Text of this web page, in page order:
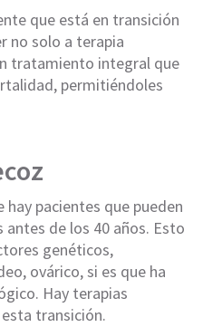
que está en transición
no solo a terapia
tratamiento integral que
permitiéndoles
hay pacientes que pueden
de los 40 años. Esto
genéticos,
ovárico, si es que ha
Hay terapias
transición.